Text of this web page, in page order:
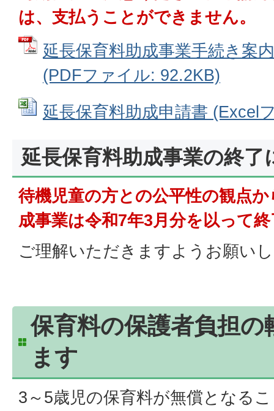
は、支払うことができません。
延長保育料助成事業手続き案
(PDFファイル: 92.2KB)
延長保育料助成申請書 (Excel
延長保育料助成事業の終了
待機児童の方との公平性の観点
成事業は令和7年3月分を以って
ご理解いただきますようお願い
保育料の保護者負担の
ます
3～5歳児の保育料が無償となる